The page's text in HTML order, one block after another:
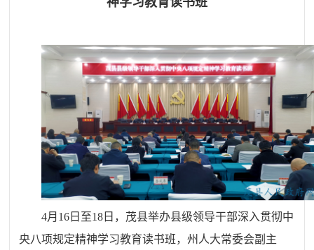
4月16日至18日，茂县举办县级领导干部深入贯彻中
央八项规定精神学习教育读书班，州人大常委会副主